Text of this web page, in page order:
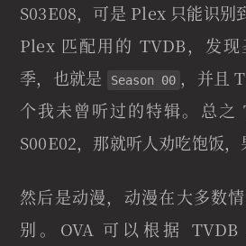
S03E08，可是 Plex 只能识别
Plex 匹配用的 TVDB，发
季，也就是
Season 00 ，并且
个我未曾听过的特辑。总之
S00E02，那就听人劝吃饱饭，
然后是动漫，动漫在大多数
别。OVA 可以根据